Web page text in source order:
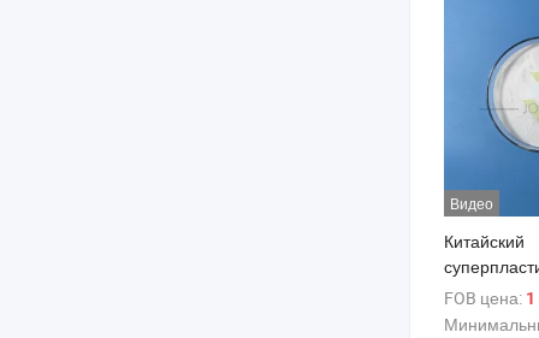
Видео
Китайский
основе
меламина
FOB цена: 1